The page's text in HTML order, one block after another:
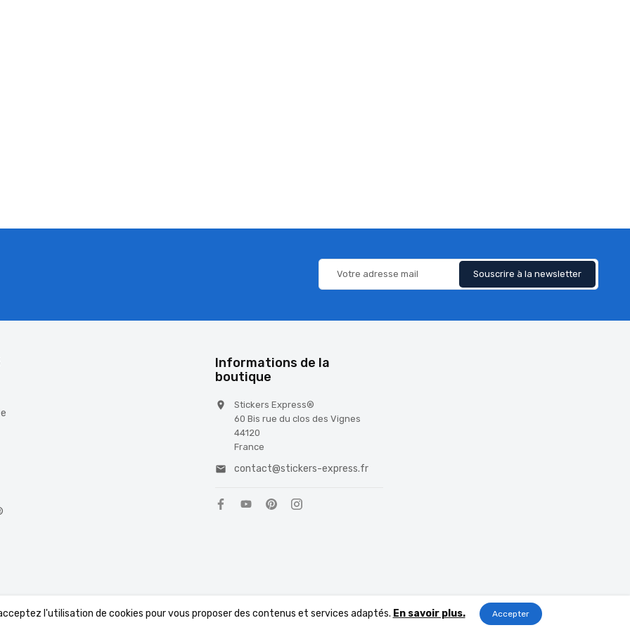
Informations de la
boutique

Stickers Express®
60 Bis rue du clos des Vignes
44120
France
 contact@stickers-express.fr
l'utilisation de cookies pour vous proposer des contenus et services adaptés. En savoir plus. Accepter